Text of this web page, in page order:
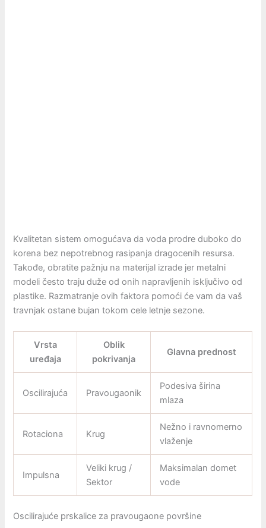
Kvalitetan sistem omogućava da voda prodre duboko do
korena bez nepotrebnog rasipanja dragocenih resursa.
Takođe, obratite pažnju na materijal izrade jer metalni
modeli često traju duže od onih napravljenih isključivo od
plastike. Razmatranje ovih faktora pomoći će vam da vaš
travnjak ostane bujan tokom cele letnje sezone.
Vrsta
uređaja
Oblik
pokrivanja
Glavna prednost
Oscilirajuća Pravougaonik
Podesiva širina
mlaza
Rotaciona Krug
Nežno i ravnomerno
vlaženje
Impulsna
Veliki krug /
Sektor
Maksimalan domet
vode
Oscilirajuće prskalice za pravougaone površine